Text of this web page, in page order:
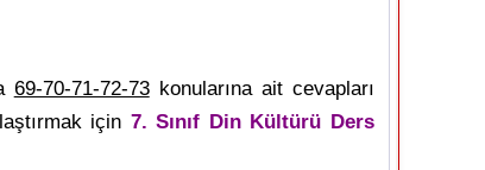
69-70-71-72-73konularına ait cevapları
için 7. Sınıf Din Kültürü Ders